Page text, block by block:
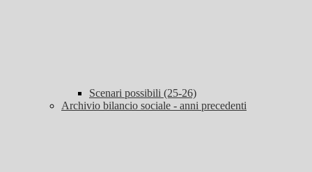
Scenari possibili (25-26)
Archivio bilancio sociale - anni precedenti